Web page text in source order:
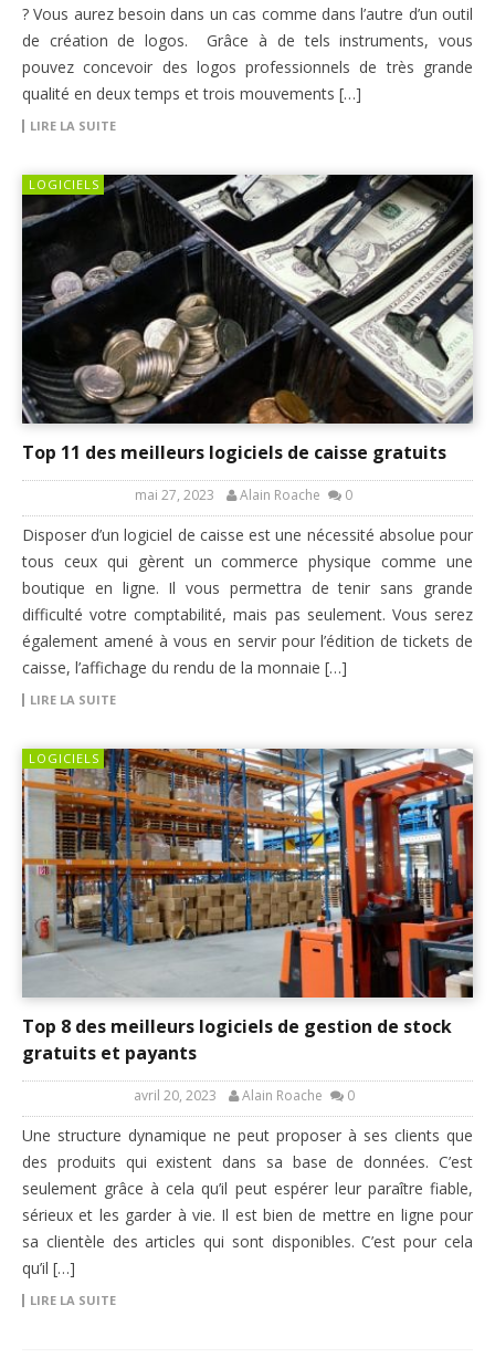
? Vous aurez besoin dans un cas comme dans l’autre d’un outil
de création de logos. Grâce à de tels instruments, vous
pouvez concevoir des logos professionnels de très grande
qualité en deux temps et trois mouvements […]
LIRE LA SUITE
LOGICIELS
Top 11 des meilleurs logiciels de caisse gratuits
mai 27, 2023 Alain Roache 0
Disposer d’un logiciel de caisse est une nécessité absolue pour
tous ceux qui gèrent un commerce physique comme une
boutique en ligne. Il vous permettra de tenir sans grande
difficulté votre comptabilité, mais pas seulement. Vous serez
également amené à vous en servir pour l’édition de tickets de
caisse, l’affichage du rendu de la monnaie […]
LIRE LA SUITE
LOGICIELS
Top 8 des meilleurs logiciels de gestion de stock
gratuits et payants
avril 20, 2023 Alain Roache 0
Une structure dynamique ne peut proposer à ses clients que
des produits qui existent dans sa base de données. C’est
seulement grâce à cela qu’il peut espérer leur paraître fiable,
sérieux et les garder à vie. Il est bien de mettre en ligne pour
sa clientèle des articles qui sont disponibles. C’est pour cela
qu’il […]
LIRE LA SUITE